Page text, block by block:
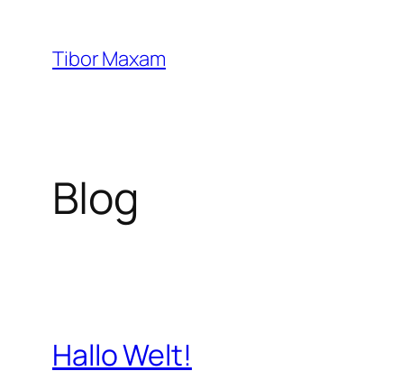
Inhalt
springen
Tibor Maxam
Blog
Hallo Welt!